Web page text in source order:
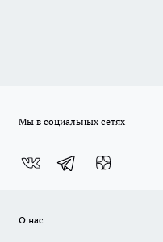
Мы в социальных сетях
О нас